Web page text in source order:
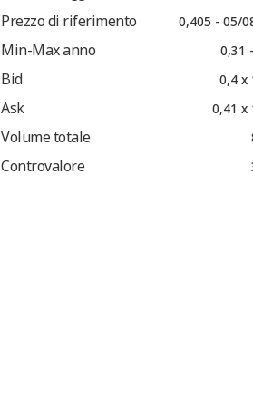
Prezzo di riferimento 0,405 - 05/
Min-Max anno 0,31
Bid 0,4 x
Ask 0,41 x
Volume totale
Controvalore